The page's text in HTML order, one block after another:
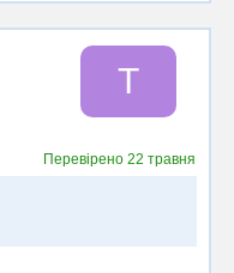
T
Перевірено22 травня